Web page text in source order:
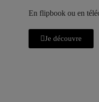
En flipbook ou en
Je découvre